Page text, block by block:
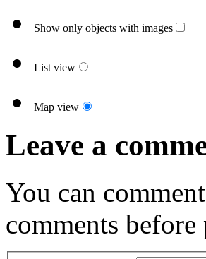
Show only objects with images
List view
Map view
Leave a
You can
comments